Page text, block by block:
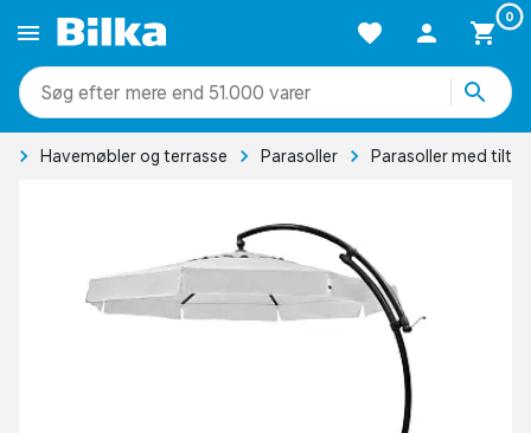
0
mere end 51.000 varer
Havemøbler og terrasse Parasoller Parasoller med tilt